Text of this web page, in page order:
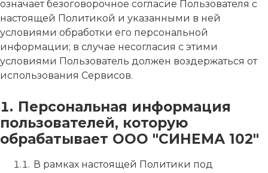
означает безоговорочное согласие Пользователя с
настоящей Политикой и указанными в ней
условиями обработки его персональной
информации; в случае несогласия с этими
условиями Пользователь должен воздержаться от
использования Сервисов.
Персональная информация
пользователей, которую
обрабатывает ООО "СИНЕМА 102"
В рамках настоящей Политики под